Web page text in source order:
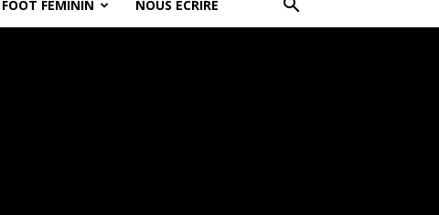
FOOT FÉMININ NOUS ÉCRIRE